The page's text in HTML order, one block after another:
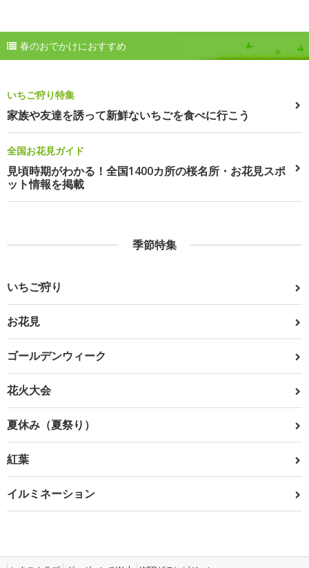
春のおでかけにおすすめ
いちご狩り特集
家族や友達を誘って新鮮ないちごを食べに行こう
全国お花見ガイド
見頃時期がわかる！全国1400カ所の桜名所・お花見スポ
ット情報を掲載
季節特集
いちご狩り
お花見
ゴールデンウィーク
花火大会
夏休み（夏祭り）
紅葉
イルミネーション